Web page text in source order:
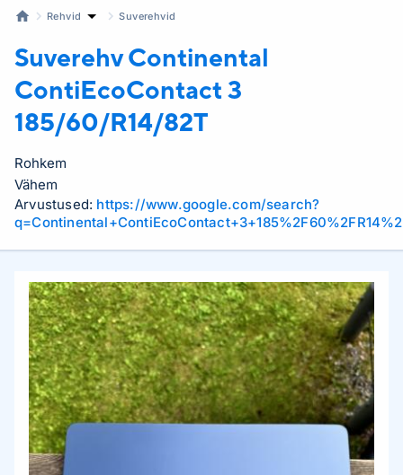
Rehvid Suverehvid
Suverehv Continental
ContiEcoContact 3
185/60/R14/82T
Rohkem
Vähem
Arvustused: https://www.google.com/search?